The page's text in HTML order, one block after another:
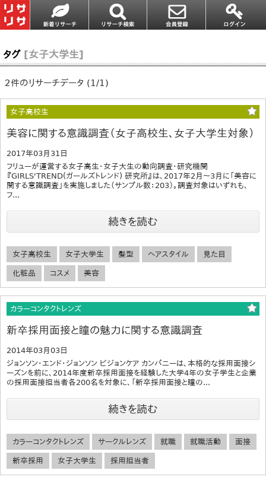
タグ [女子大学生]
2件のリサーチデータ (1/1)
女子高校生
美容に関する意識調査（女子高校生、女子大学生対象）
2017年03月31日
フリューが運営する女子高生・女子大生の動向調査・研究機関
『GIRLS'TREND(ガールズトレンド) 研究所』は、2017年2月～3月に「美容に
関する意識調査」を実施しました（サンプル数：203）。調査対象はいずれも、
フ...
続きを読む
女子高校生 女子大学生 髪型 ヘアスタイル 見た目
化粧品 コスメ 美容
カラーコンタクトレンズ
新卒採用面接と瞳の魅力に関する意識調査
2014年03月03日
ジョンソン・エンド・ジョンソン ビジョンケア カンパニーは、本格的な採用面接シ
ーズンを前に、2014年度新卒採用面接を経験した大学4年の女子学生と企業
の採用面接担当者各200名を対象に、「新卒採用面接と瞳の...
続きを読む
カラーコンタクトレンズ サークルレンズ 就職 就職活動 面接
新卒採用 女子大学生 採用担当者